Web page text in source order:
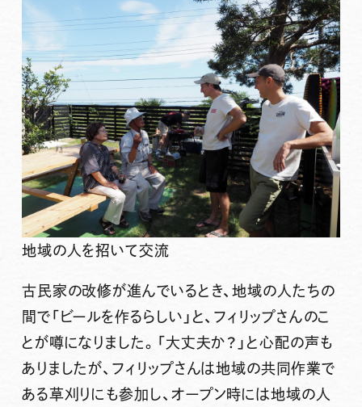
地域の人を招いて交流
古民家の改修が進んでいるとき、地域の人たちの
間で「ビールを作るらしい」と、フィリップさんのこ
とが噂になりました。「大丈夫か？」と心配の声も
ありましたが、フィリップさんは地域の共同作業で
ある草刈りにも参加し、オープン時には地域の人